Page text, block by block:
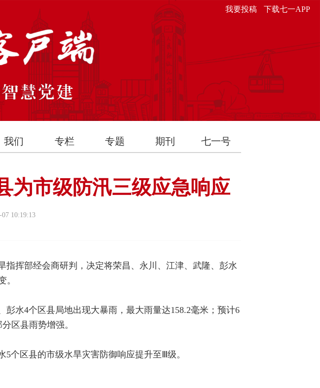
我要投稿 下载七一APP
我们 专栏 专题 期刊 七一号
为市级防汛三级应急响应
10:19:13
挥部经会商研判，决定将荣昌、永川、江津、武隆、彭水
。
水4个区县局地出现大暴雨，最大雨量达158.2毫米；预计6
区县雨势增强。
个区县的市级水旱灾害防御响应提升至Ⅲ级。